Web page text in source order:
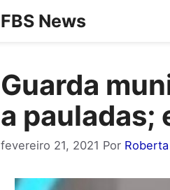
FBS News
Guarda
a pauladas;
fevereiro 21, 2021 Por Roberta